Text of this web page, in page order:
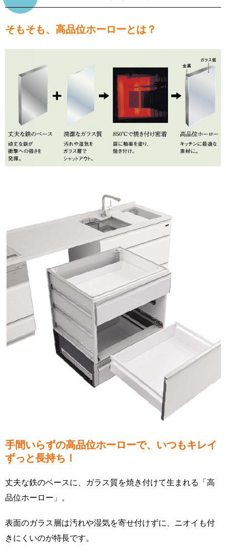
そもそも、高品位ホーローとは？
手間いらずの高品位ホーローで、いつもキレイ
ずっと長持ち！
丈夫な鉄のベースに、ガラス質を焼き付けて生まれる「高
品位ホーロー」。
表面のガラス層は汚れや湿気を寄せ付けずに、ニオイも付
きにくいのが特長です。